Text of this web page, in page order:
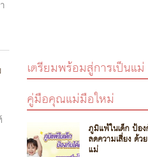
เตรียมพร้อมสู่การเป็นแม่
คู่มือคุณแม่มือใหม่
ภูมิแพ้ในเด็ก ป้อง
ลดความเสี่ยง ด้ว
แม่